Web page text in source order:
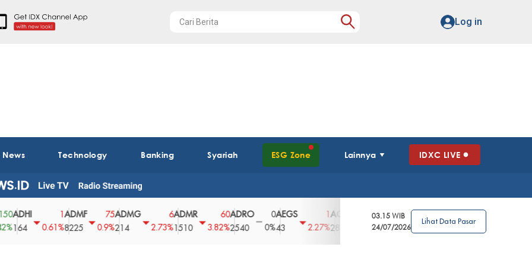
Log in
Technology Banking Syariah ESG Zone Lainnya IDXC LIVE
0.61%
ADMF
8225
75
0.9%
ADMG
214
2.73%
ADMR
1510
60
3.82%
ADRO
2540
0
0%
AEGS
2.27% 2850
3.39%
AGRO
4
2.63%
0%
03.15 WIB
24/07/2026
Lihat Data Pasar